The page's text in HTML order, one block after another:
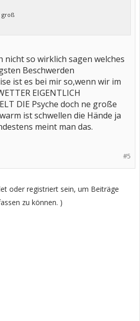
groß
nicht so wirklich sagen welches
Beschwerden
ist es bei mir so,wenn wir im
EIGENTLICH
DIE Psyche doch ne große
ist schwellen die Hände ja
meint man das.
#5
oder registriert sein, um Beiträge
zu können. )